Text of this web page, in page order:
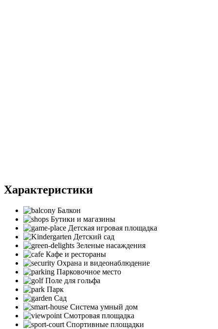
Характеристики
Балкон
Бутики и магазины
Детская игровая площадка
Детский сад
Зеленые насаждения
Кафе и рестораны
Охрана и видеонаблюдение
Парковочное место
Поле для гольфа
Парк
Сад
Система умный дом
Смотровая площадка
Спортивные площадки